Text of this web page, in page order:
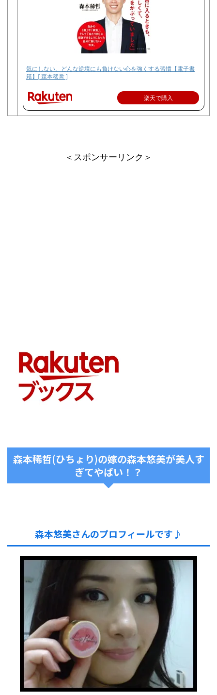
気にしない。どんな逆境にも負けない心を強くする習慣【電子書
籍】[ 森本稀哲 ]
楽天で購入
＜スポンサーリンク＞
森本稀哲(ひちょり)の嫁の森本悠美が美人す
ぎてやばい！？
森本悠美さんのプロフィールです♪